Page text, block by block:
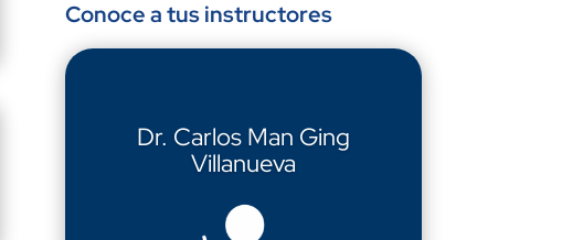
Conoce a tus instructores
Dr. Carlos Man Ging
Villanueva